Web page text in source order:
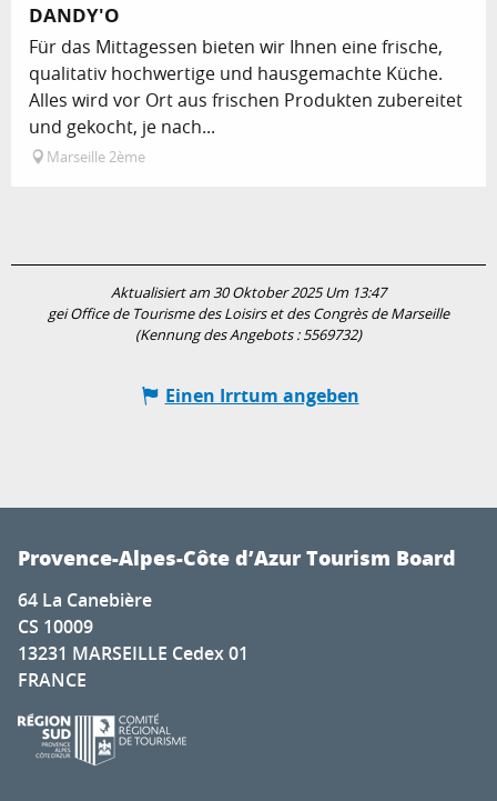
DANDY'O
Für das Mittagessen bieten wir Ihnen eine frische,
qualitativ hochwertige und hausgemachte Küche.
Alles wird vor Ort aus frischen Produkten zubereitet
und gekocht, je nach...
Marseille 2ème
Aktualisiert am 30 Oktober 2025 Um 13:47
gei Office de Tourisme des Loisirs et des Congrès de Marseille
(Kennung des Angebots :5569732)
Einen Irrtum angeben
Provence-Alpes-Côte d’Azur Tourism Board
64 La Canebière
CS 10009
13231 MARSEILLE Cedex 01
FRANCE